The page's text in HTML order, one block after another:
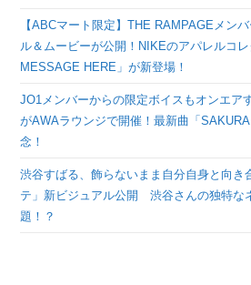
【ABCマート限定】THE RAMPAGEメン
ル＆ムービーが公開！NIKEのアパレルコ
MESSAGE HERE」が新登場！
JO1メンバーからの限定ボイスもオンエア
がAWAラウンジで開催！最新曲「
念！
渋谷すばる、飾らないまま自分自身と向き
テ」新ビジュアル公開 渋谷さんの独特な
題！？